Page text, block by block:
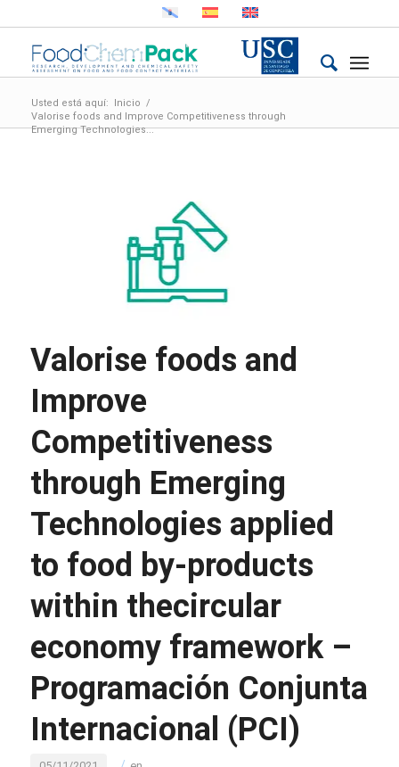
Usted está aquí: Inicio /
Valorise foods and Improve Competitiveness through
Emerging Technologies...
Valorise foods and
Improve
Competitiveness
through Emerging
Technologies applied
to food by-products
within thecircular
economy framework –
Programación Conjunta
Internacional (PCI)